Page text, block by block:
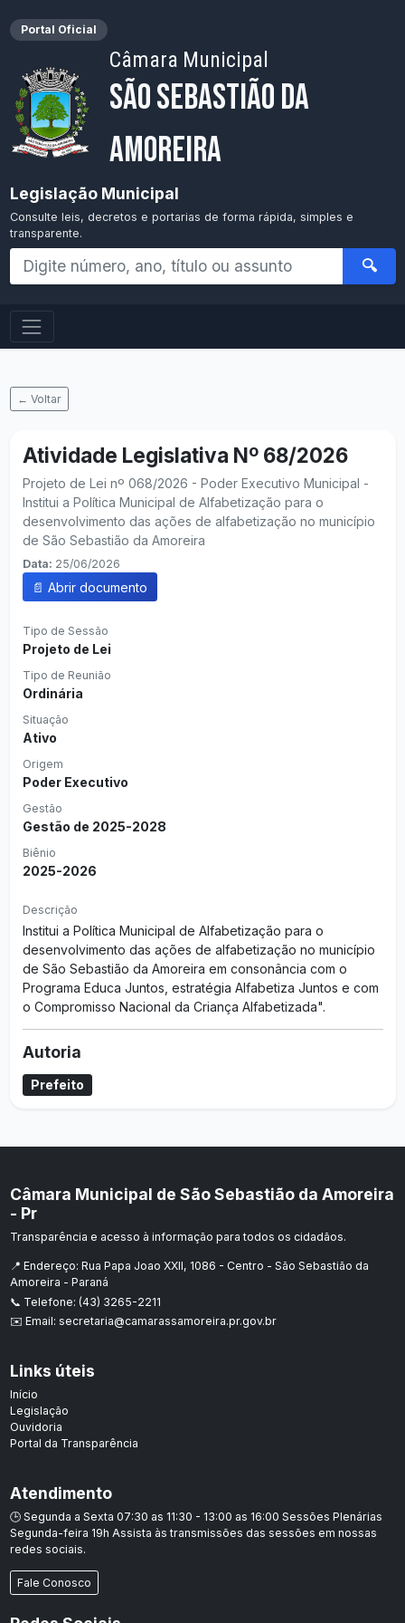
Portal Oficial
Câmara Municipal
São Sebastião da
Amoreira
Legislação Municipal
Consulte leis, decretos e portarias de forma rápida, simples e
transparente.
🔍
← Voltar
Atividade Legislativa Nº 68/2026
Projeto de Lei nº 068/2026 - Poder Executivo Municipal -
Institui a Política Municipal de Alfabetização para o
desenvolvimento das ações de alfabetização no município
de São Sebastião da Amoreira
Data: 25/06/2026
📄 Abrir documento
Tipo de Sessão
Projeto de Lei
Tipo de Reunião
Ordinária
Situação
Ativo
Origem
Poder Executivo
Gestão
Gestão de 2025-2028
Biênio
2025-2026
Descrição
Institui a Política Municipal de Alfabetização para o
desenvolvimento das ações de alfabetização no município
de São Sebastião da Amoreira em consonância com o
Programa Educa Juntos, estratégia Alfabetiza Juntos e com
o Compromisso Nacional da Criança Alfabetizada".
Autoria
Prefeito
Câmara Municipal de São Sebastião da Amoreira
- Pr
Transparência e acesso à informação para todos os cidadãos.
📍 Endereço: Rua Papa Joao XXII, 1086 - Centro - São Sebastião da
Amoreira - Paraná
📞 Telefone: (43) 3265-2211
✉️ Email: secretaria@camarassamoreira.pr.gov.br
Links úteis
Início
Legislação
Ouvidoria
Portal da Transparência
Atendimento
🕒 Segunda a Sexta 07:30 as 11:30 - 13:00 as 16:00 Sessões Plenárias
Segunda-feira 19h Assista às transmissões das sessões em nossas
redes sociais.
Fale Conosco